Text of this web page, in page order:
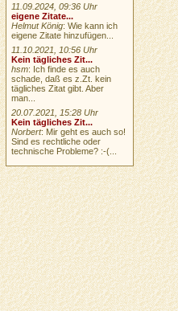
11.09.2024, 09:36 Uhr
eigene Zitate...
Helmut König: Wie kann ich
eigene Zitate hinzufügen...
11.10.2021, 10:56 Uhr
Kein tägliches Zit...
hsm: Ich finde es auch
schade, daß es z.Zt. kein
tägliches Zitat gibt. Aber
man...
20.07.2021, 15:28 Uhr
Kein tägliches Zit...
Norbert: Mir geht es auch so!
Sind es rechtliche oder
technische Probleme? :-(...